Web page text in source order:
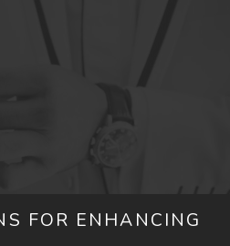
FOR ENHANCING